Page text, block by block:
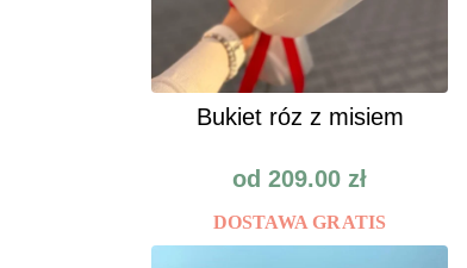
Bukiet róz z misiem
od 209.00 zł
DOSTAWA GRATIS